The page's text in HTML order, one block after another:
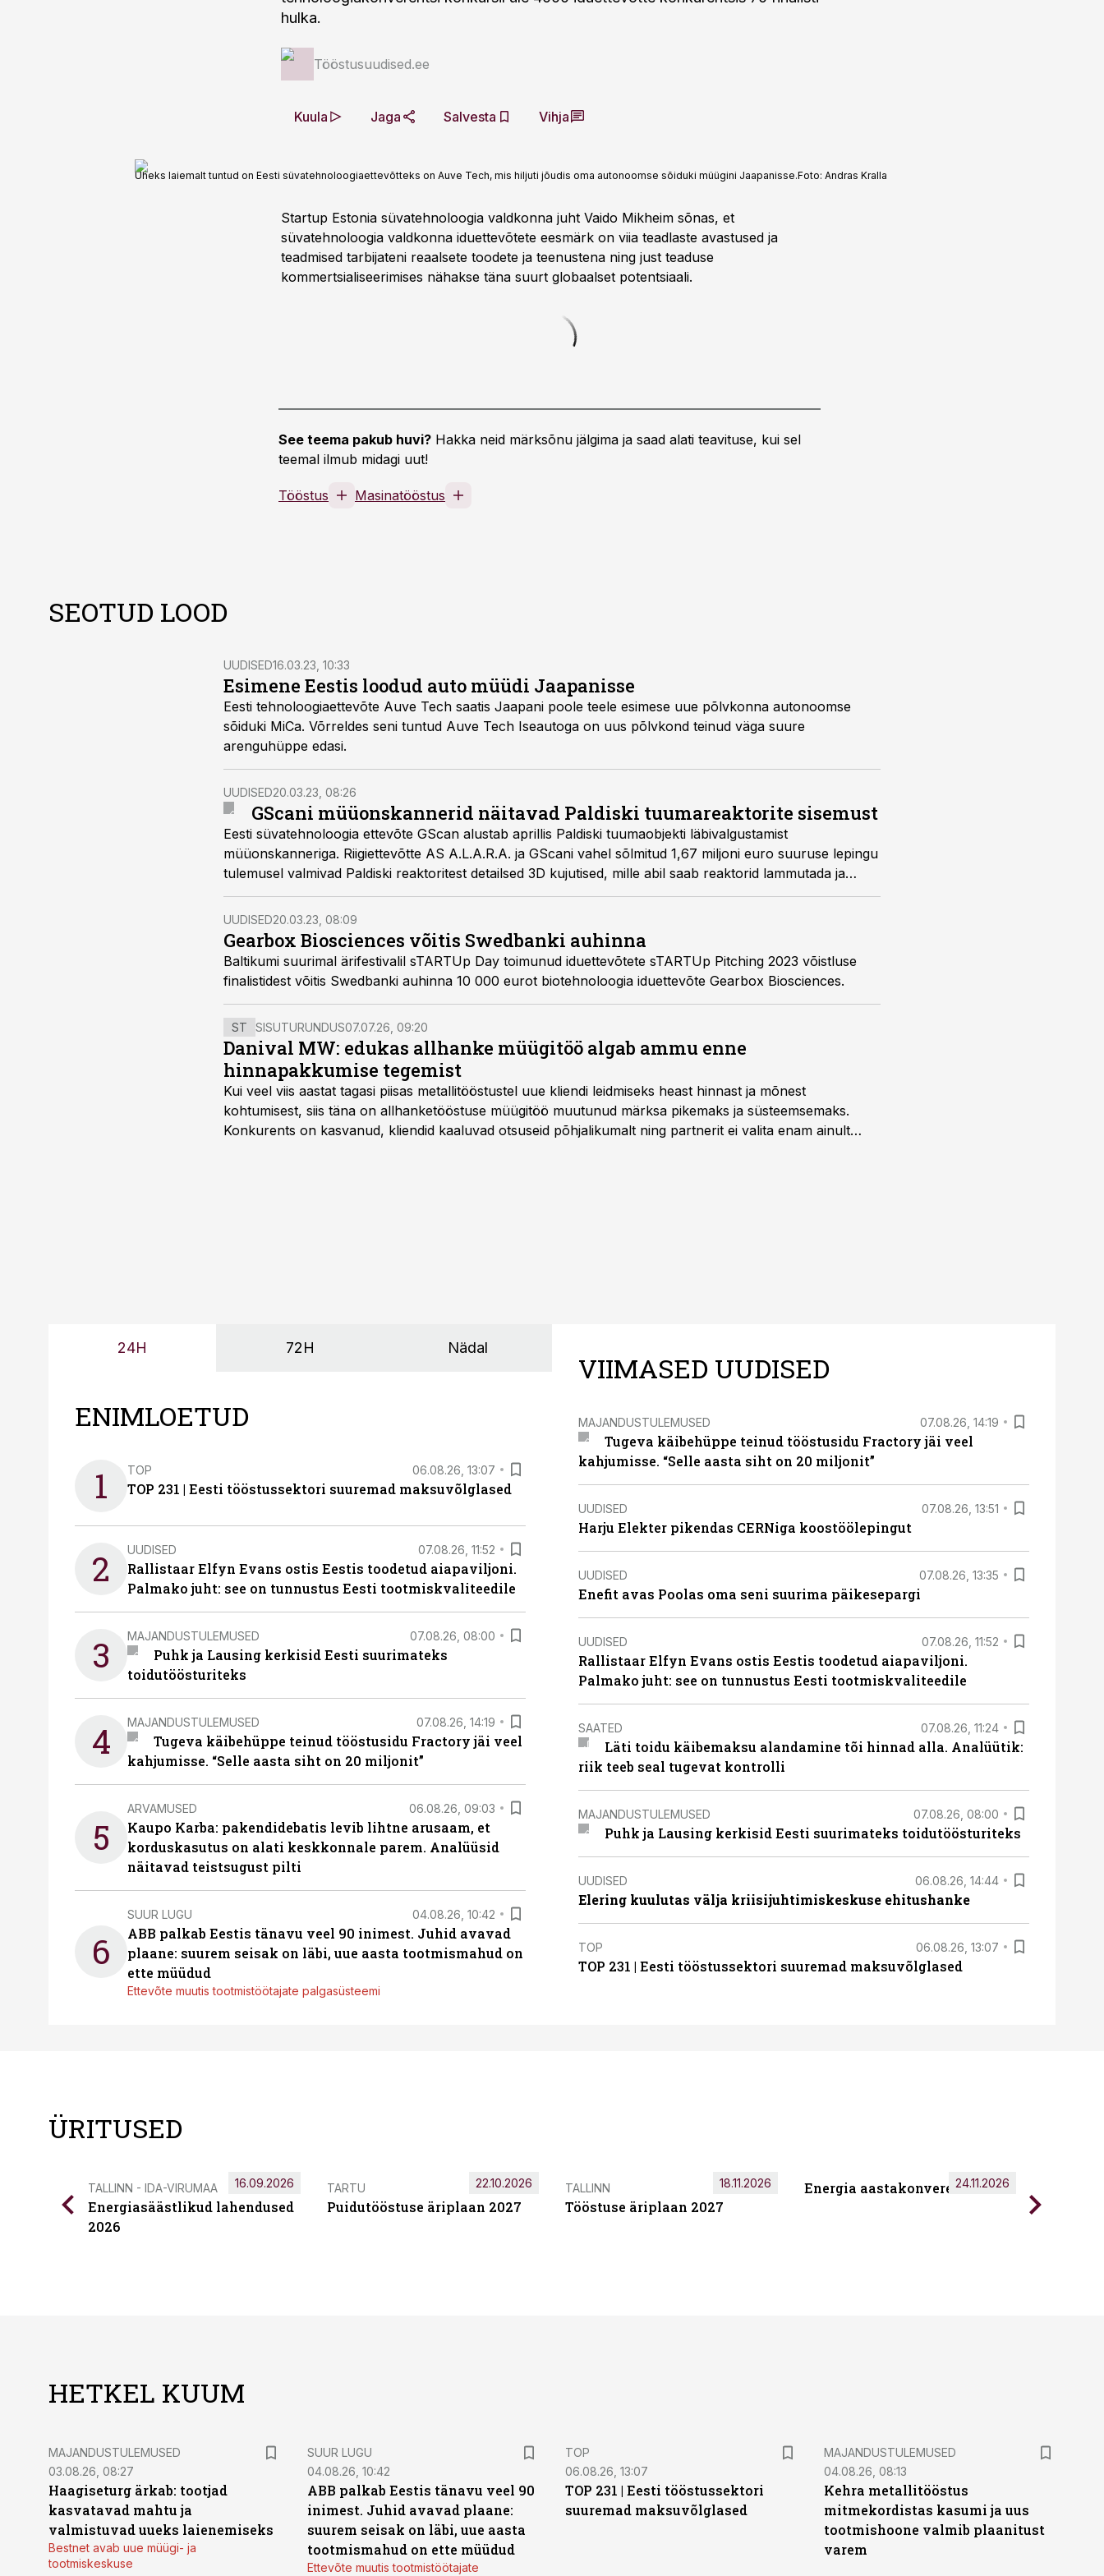
hulka.
Tööstusuudised.ee
Kuula Jaga Salvesta Vihja
Üheks laiemalt tuntud on Eesti süvatehnoloogiaettevõtteks on Auve Tech, mis hiljuti jõudis oma autonoomse sõiduki müügini Jaapanisse.Foto: Andras Kralla
Startup Estonia süvatehnoloogia valdkonna juht Vaido Mikheim sõnas, et
süvatehnoloogia valdkonna iduettevõtete eesmärk on viia teadlaste avastused ja
teadmised tarbijateni reaalsete toodete ja teenustena ning just teaduse
kommertsialiseerimises nähakse täna suurt globaalset potentsiaali.
See teema pakub huvi? Hakka neid märksõnu jälgima ja saad alati teavituse, kui sel
teemal ilmub midagi uut!
Tööstus Masinatööstus
SEOTUD LOOD
UUDISED16.03.23, 10:33
Esimene Eestis loodud auto müüdi Jaapanisse
Eesti tehnoloogiaettevõte Auve Tech saatis Jaapani poole teele esimese uue põlvkonna autonoomse
sõiduki MiCa. Võrreldes seni tuntud Auve Tech Iseautoga on uus põlvkond teinud väga suure
arenguhüppe edasi.
UUDISED20.03.23, 08:26
GScani müüonskannerid näitavad Paldiski tuumareaktorite sisemust
Eesti süvatehnoloogia ettevõte GScan alustab aprillis Paldiski tuumaobjekti läbivalgustamist
müüonskanneriga. Riigiettevõtte AS A.L.A.R.A. ja GScani vahel sõlmitud 1,67 miljoni euro suuruse lepingu
tulemusel valmivad Paldiski reaktoritest detailsed 3D kujutised, mille abil saab reaktorid lammutada ja
tuumajäätmed turvaliselt lõpphoidlasse paigutada.
UUDISED20.03.23, 08:09
Gearbox Biosciences võitis Swedbanki auhinna
Baltikumi suurimal ärifestivalil sTARTUp Day toimunud iduettevõtete sTARTUp Pitching 2023 võistluse
finalistidest võitis Swedbanki auhinna 10 000 eurot biotehnoloogia iduettevõte Gearbox Biosciences.
ST SISUTURUNDUS07.07.26, 09:20
Danival MW: edukas allhanke müügitöö algab ammu enne
hinnapakkumise tegemist
Kui veel viis aastat tagasi piisas metallitööstustel uue kliendi leidmiseks heast hinnast ja mõnest
kohtumisest, siis täna on allhanketööstuse müügitöö muutunud märksa pikemaks ja süsteemsemaks.
Konkurents on kasvanud, kliendid kaaluvad otsuseid põhjalikumalt ning partnerit ei valita enam ainult
24H 72H Nädal
ENIMLOETUD
1 TOP 06.08.26, 13:07
TOP 231 | Eesti tööstussektori suuremad maksuvõlglased
2 UUDISED 07.08.26, 11:52
Rallistaar Elfyn Evans ostis Eestis toodetud aiapaviljoni.
Palmako juht: see on tunnustus Eesti tootmiskvaliteedile
3 MAJANDUSTULEMUSED 07.08.26, 08:00
Puhk ja Lausing kerkisid Eesti suurimateks
toidutöösturiteks
4 MAJANDUSTULEMUSED 07.08.26, 14:19
Tugeva käibehüppe teinud tööstusidu Fractory jäi veel
kahjumisse. “Selle aasta siht on 20 miljonit”
5
ARVAMUSED 06.08.26, 09:03
Kaupo Karba: pakendidebatis levib lihtne arusaam, et
korduskasutus on alati keskkonnale parem. Analüüsid
näitavad teistsugust pilti
6
SUUR LUGU 04.08.26, 10:42
ABB palkab Eestis tänavu veel 90 inimest. Juhid avavad
plaane: suurem seisak on läbi, uue aasta tootmismahud on
ette müüdud
Ettevõte muutis tootmistöötajate palgasüsteemi
VIIMASED UUDISED
MAJANDUSTULEMUSED 07.08.26, 14:19
Tugeva käibehüppe teinud tööstusidu Fractory jäi veel
kahjumisse. “Selle aasta siht on 20 miljonit”
UUDISED 07.08.26, 13:51
Harju Elekter pikendas CERNiga koostöölepingut
UUDISED 07.08.26, 13:35
Enefit avas Poolas oma seni suurima päikesepargi
UUDISED 07.08.26, 11:52
Rallistaar Elfyn Evans ostis Eestis toodetud aiapaviljoni.
Palmako juht: see on tunnustus Eesti tootmiskvaliteedile
SAATED 07.08.26, 11:24
Läti toidu käibemaksu alandamine tõi hinnad alla. Analüütik:
riik teeb seal tugevat kontrolli
MAJANDUSTULEMUSED 07.08.26, 08:00
Puhk ja Lausing kerkisid Eesti suurimateks toidutöösturiteks
UUDISED 06.08.26, 14:44
Elering kuulutas välja kriisijuhtimiskeskuse ehitushanke
TOP 06.08.26, 13:07
TOP 231 | Eesti tööstussektori suuremad maksuvõlglased
ÜRITUSED
TALLINN - IDA-VIRUMAA
Energiasäästlikud lahendused
2026
16.09.2026 TARTU
Puidutööstuse äriplaan 2027
22.10.2026 TALLINN
Tööstuse äriplaan 2027
18.11.2026 Energia aastakonverents 2026
24.11.2026
HETKEL KUUM
MAJANDUSTULEMUSED
03.08.26, 08:27
Haagiseturg ärkab: tootjad
kasvatavad mahtu ja
valmistuvad uueks laienemiseks
Bestnet avab uue müügi- ja
tootmiskeskuse
SUUR LUGU
04.08.26, 10:42
ABB palkab Eestis tänavu veel 90
inimest. Juhid avavad plaane:
suurem seisak on läbi, uue aasta
tootmismahud on ette müüdud
Ettevõte muutis tootmistöötajate
TOP
06.08.26, 13:07
TOP 231 | Eesti tööstussektori
suuremad maksuvõlglased
MAJANDUSTULEMUSED
04.08.26, 08:13
Kehra metallitööstus
mitmekordistas kasumi ja uus
tootmishoone valmib plaanitust
varem